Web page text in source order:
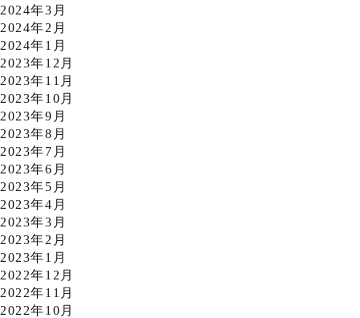
2024年3月
2024年2月
2024年1月
2023年12月
2023年11月
2023年10月
2023年9月
2023年8月
2023年7月
2023年6月
2023年5月
2023年4月
2023年3月
2023年2月
2023年1月
2022年12月
2022年11月
2022年10月